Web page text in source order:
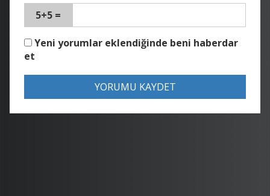
5+5 =
Yeni yorumlar eklendiğinde beni haberdar
et